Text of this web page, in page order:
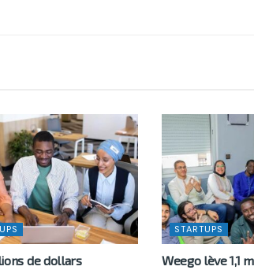
de dollars
STARTUPS
Weego lève 1,1